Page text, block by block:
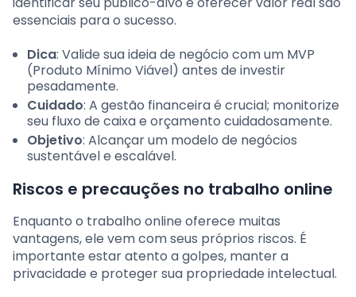
essenciais para o sucesso.
Dica: Valide sua ideia de negócio com um MVP
(Produto Mínimo Viável) antes de investir
pesadamente.
Cuidado: A gestão financeira é crucial; monitorize
seu fluxo de caixa e orçamento cuidadosamente.
Objetivo: Alcançar um modelo de negócios
sustentável e escalável.
Riscos e precauções no trabalho online
Enquanto o trabalho online oferece muitas
vantagens, ele vem com seus próprios riscos. É
importante estar atento a golpes, manter a
privacidade e proteger sua propriedade intelectual.